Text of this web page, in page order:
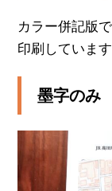
カラー併記版
印刷しています
墨字のみ